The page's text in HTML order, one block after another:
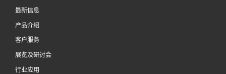
最新信息
产品介绍
客户服务
展览及研讨会
行业应用